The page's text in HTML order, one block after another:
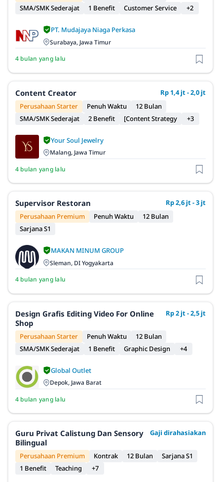
SMA/SMK Sederajat
1 Benefit Customer Service +2
PT. Mudajaya Niaga Perkasa
Surabaya, Jawa Timur
4 bulan yang lalu
Content Creator
Rp 1,4 jt - 2,0 jt
Perusahaan Starter
Penuh Waktu
12 Bulan
SMA/SMK Sederajat
2 Benefit [Content Strategy +3
Your Soul Jewelry
Malang, Jawa Timur
4 bulan yang lalu
Supervisor Restoran
Rp 2,6 jt - 3 jt
Perusahaan Premium
Penuh Waktu
12 Bulan
Sarjana S1
MAKAN MINUM GROUP
Sleman, DI Yogyakarta
4 bulan yang lalu
Design Grafis Editing Video For Online
Shop
Rp 2 jt - 2,5 jt
Perusahaan Starter Penuh Waktu
12 Bulan
SMA/SMK Sederajat
1 Benefit Graphic Design +4
Global Outlet
Depok, Jawa Barat
4 bulan yang lalu
Guru Privat Calistung Dan Sensory
Bilingual
Gaji dirahasiakan
Perusahaan Premium Kontrak 12 Bulan
Sarjana S1
1 Benefit
Teaching +7